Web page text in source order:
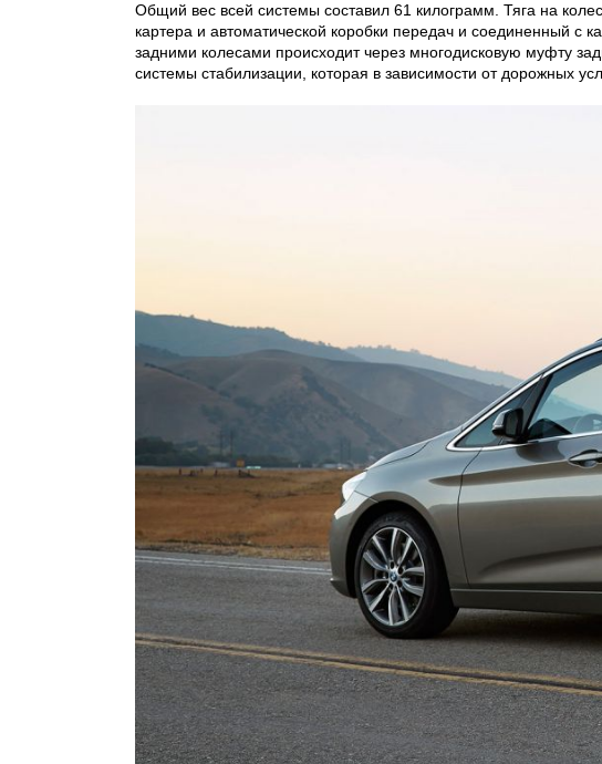
Общий вес всей системы составил 61 килограмм. Тяга на
картера и автоматической коробки передач и соединенный
задними колесами происходит через многодисковую муфту
системы стабилизации, которая в зависимости от дорожных